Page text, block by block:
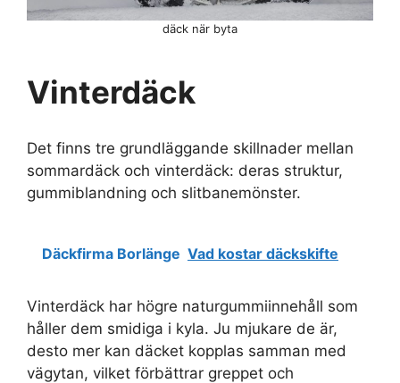
Vinterdäck
Det finns tre grundläggande skillnader mellan
sommardäck och vinterdäck: deras struktur,
gummiblandning och slitbanemönster.
Däckfirma Borlänge Vad kostar däckskifte
Vinterdäck har högre naturgummiinnehåll som
håller dem smidiga i kyla. Ju mjukare de är,
desto mer kan däcket kopplas samman med
vägytan, vilket förbättrar greppet och
däck när byta